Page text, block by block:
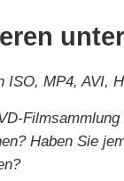
MP4, AVI,
Haben Sie